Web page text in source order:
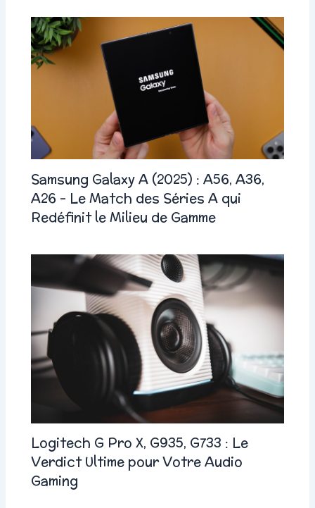
Samsung Galaxy A (2025) : A56, A36,
A26 – Le Match des Séries A qui
Redéfinit le Milieu de Gamme
Logitech G Pro X, G935, G733 : Le
Verdict Ultime pour Votre Audio
Gaming